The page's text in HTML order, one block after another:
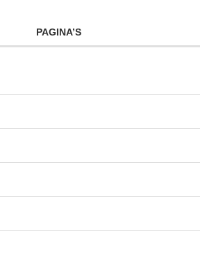
PAGINA’S